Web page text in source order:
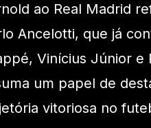
ao Real Madrid
Ancelotti, que já
Vinícius Júnior
um papel de
vitoriosa no